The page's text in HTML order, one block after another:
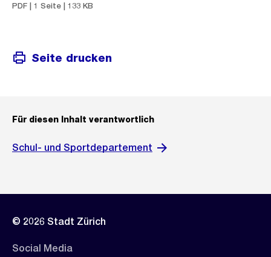
PDF | 1 Seite | 133 KB
Seite drucken
Für diesen Inhalt verantwortlich
Schul- und Sportdepartement
© 2026 Stadt Zürich
Social Media